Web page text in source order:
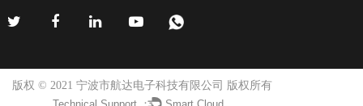
版权 © 2021 宁波市航达电子科技有限公司 版权所有
Technical Support ： Smart Cloud